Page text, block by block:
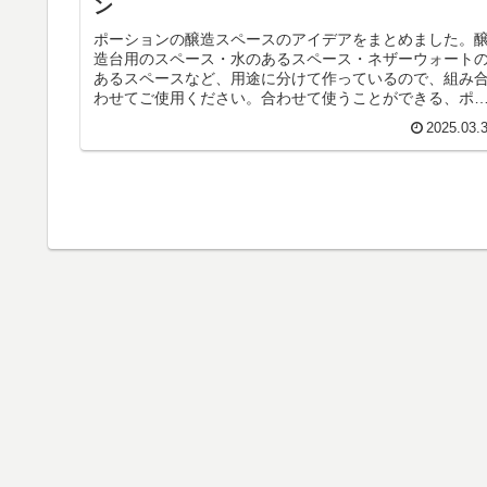
ン
ポーションの醸造スペースのアイデアをまとめました。醸
造台用のスペース・水のあるスペース・ネザーウォート
あるスペースなど、用途に分けて作っているので、組み合
わせてご使用ください。合わせて使うことができる、ポー